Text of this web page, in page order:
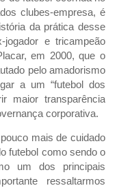
clubes-empresa, é
da prática desse
e tricampeão
em 2000, que o
pelo amadorismo
a um “futebol dos
maior transparência
corporativa.
mais de cuidado
futebol como sendo o
um dos principais
ressaltarmos